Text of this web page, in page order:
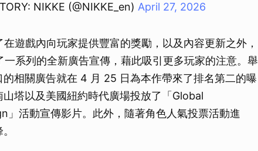
NIKKE (@NIKKE_en) April 27, 2026
遊戲內向玩家提供豐富的獎勵，以及內容更新之外，
系列的全新廣告宣傳，藉此吸引更多玩家的注意。舉
相關廣告就在 4 月 25 日為本作帶來了排名第二的曝
塔以及美國紐約時代廣場投放了「Global
活動宣傳影片。此外，隨著角色人氣投票活動進